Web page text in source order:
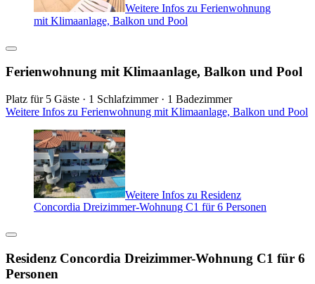
Weitere Infos zu Ferienwohnung
mit Klimaanlage, Balkon und Pool
Ferienwohnung mit Klimaanlage, Balkon und Pool
Platz für 5 Gäste · 1 Schlafzimmer · 1 Badezimmer
Weitere Infos zu Ferienwohnung mit Klimaanlage, Balkon und Pool
Weitere Infos zu Residenz
Concordia Dreizimmer-Wohnung C1 für 6 Personen
Residenz Concordia Dreizimmer-Wohnung C1 für 6
Personen